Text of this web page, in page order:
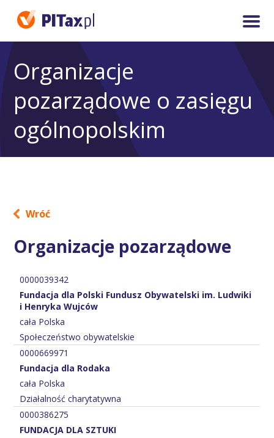
Organizacje
pozarządowe o zasięgu
ogólnopolskim
Wróć
Organizacje pozarządowe
0000039342
Fundacja dla Polski Fundusz Obywatelski im. Ludwiki
i Henryka Wujców
cała Polska
Społeczeństwo obywatelskie
0000669971
Fundacja dla Rodaka
cała Polska
Działalność charytatywna
0000386275
FUNDACJA DLA SZTUKI